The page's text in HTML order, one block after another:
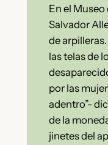
En el
Salvador
de
las telas de
por las
adentro”-
de la
jinetes del